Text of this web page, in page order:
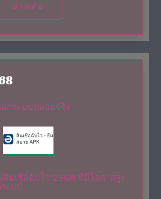
อ่านต่อ
กระบบปล่อยจริง
สินเชื่อฉับไว 2568 ที่มีโอกาสสูง
ะบบ